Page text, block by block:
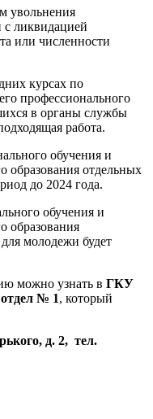
увольнения
ликвидацией
или численности
курсах по
профессионального
в органы службы
работа.
обучения и
образования отдельных
до 2024 года.
обучения и
образования
молодежи будет
можно узнать в ГКУ
№ 1, который
д. 2, тел.